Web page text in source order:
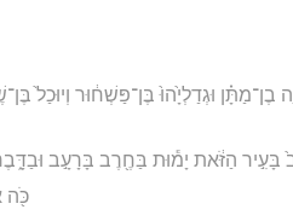
בֶן־מַתָּ֗ן וּגְדַלְיָ֙הוּ֙ בֶּן־פַּשְׁח֔וּר וְיוּכַל֙
הַזֹּ֔את יָמ֕וּת בַּחֶ֖רֶב בָּרָעָ֣ב וּבַדָּ֑בֶר
כֹּ֖ה